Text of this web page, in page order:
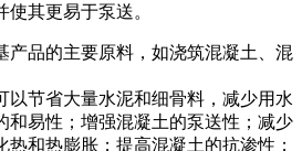
其更易于泵送。
产品的主要原料，如浇筑混凝土、混
以节省大量水泥和细骨料，减少用水
和易性；增强混凝土的泵送性；减少
和热膨胀；提高混凝土的抗渗性；